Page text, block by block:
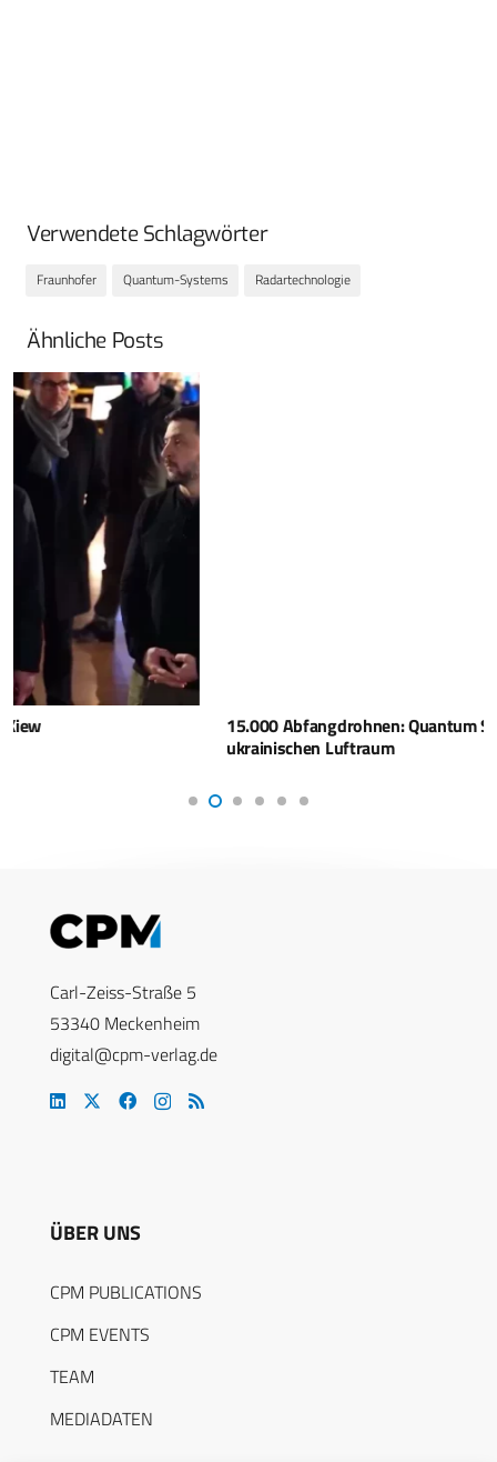
Verwendete Schlagwörter
Fraunhofer Quantum-Systems Radartechnologie
Ähnliche Posts
15.000 Abfangdrohnen: Quantum Systems sichert den
Carl-Zeiss-Straße 5
53340 Meckenheim
digital@cpm-verlag.de
ÜBER UNS
CPM PUBLICATIONS
CPM EVENTS
TEAM
MEDIADATEN